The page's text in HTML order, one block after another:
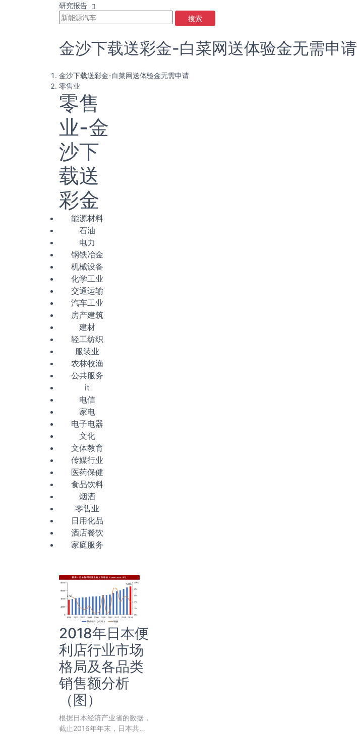
研究报告
搜索
金沙下载送彩金-白菜网送体验金无需申请
金沙下载送彩金-白菜网送体验金无需申请
零售业
零售
业-金
沙下
载送
彩金
能源材料
石油
电力
钢铁冶金
机械设备
化学工业
交通运输
汽车工业
房产建筑
建材
轻工纺织
服装业
农林牧渔
公共服务
it
电信
家电
电子电器
文化
文体教育
传媒行业
医药保健
食品饮料
烟酒
零售业
日用化品
酒店餐饮
家庭服务
2018年日本便
利店行业市场
格局及各品类
销售额分析
（图）
根据日本经济产业省的数据，
截止2016年年末，日本共有